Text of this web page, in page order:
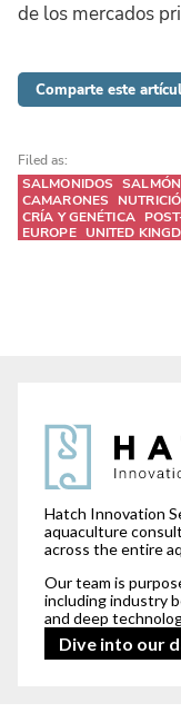
de los mercados
Comparte este
Filed as:
SALMONIDOS
CAMARONES
CRÍA Y GENÉTICA
EUROPE UNITED
Hatch Innovation
aquaculture
across the entire
Our team is
including industry
and deep
Dive into our